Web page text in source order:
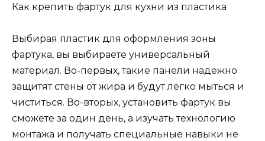
Как крепить фартук для кухни из пластика
Выбирая пластик для оформления зоны
фартука, вы выбираете универсальный
материал. Во-первых, такие панели надежно
защитят стены от жира и будут легко мыться и
чиститься. Во-вторых, установить фартук вы
сможете за один день, а изучать технологию
монтажа и получать специальные навыки не